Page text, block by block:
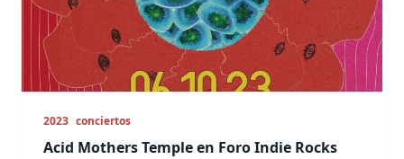
2023 conciertos
Acid Mothers Temple en Foro Indie Rocks